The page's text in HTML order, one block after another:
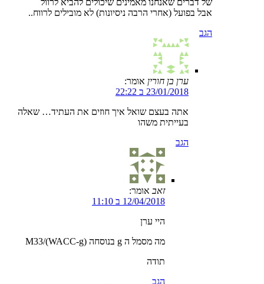
אבל בפועל (אחרי הרבה ניסיונות) לא מובילים לרווח..
הגב
ערן בן חורין אומר:
23/01/2018 ב 22:22
אתה בעצם שואל איך חוזים את העתיד… שאלה
בעייתית משהו
הגב
זאב אומר:
12/04/2018 ב 11:10
היי ערן
מה מסמל ה g בנוסחה (M33/(WACC-g
תודה
הגב